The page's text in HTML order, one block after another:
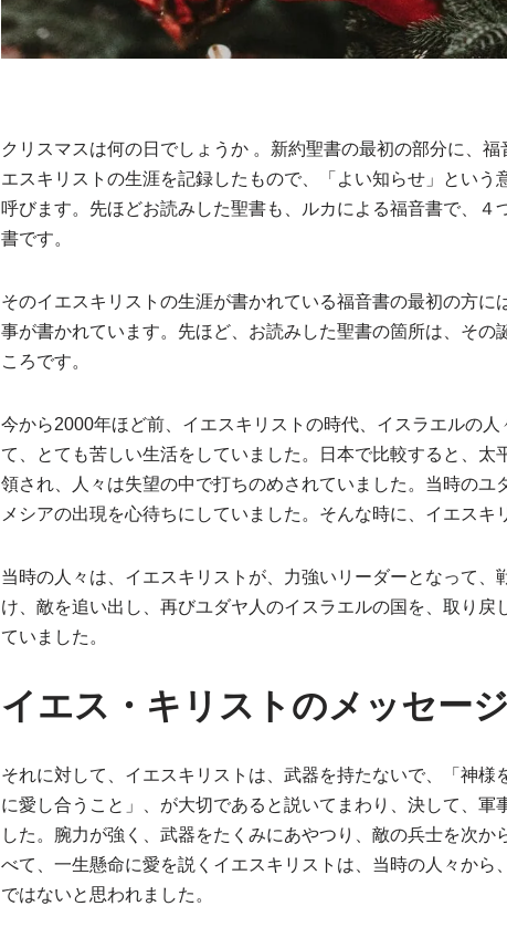
クリスマスは何の日でしょうか 。新約聖書の最初の部分に、
エスキリストの生涯を記録したもので、「よい知らせ」という
呼びます。先ほどお読みした聖書も、ルカによる福音書で、４
書です。
そのイエスキリストの生涯が書かれている福音書の最初の方に
事が書かれています。先ほど、お読みした聖書の箇所は、その
ころです。
今から2000年ほど前、イエスキリストの時代、イスラエルの
て、とても苦しい生活をしていました。日本で比較すると、太
領され、人々は失望の中で打ちのめされていました。当時のユ
メシアの出現を心待ちにしていました。そんな時に、イエスキ
当時の人々は、イエスキリストが、力強いリーダーとなって、
け、敵を追い出し、再びユダヤ人のイスラエルの国を、取り戻
ていました。
イエス・キリストのメッセージ
それに対して、イエスキリストは、武器を持たないで、「神様
に愛し合うこと」、が大切であると説いてまわり、決して、軍
した。腕力が強く、武器をたくみにあやつり、敵の兵士を次か
べて、一生懸命に愛を説くイエスキリストは、当時の人々から
ではないと思われました。